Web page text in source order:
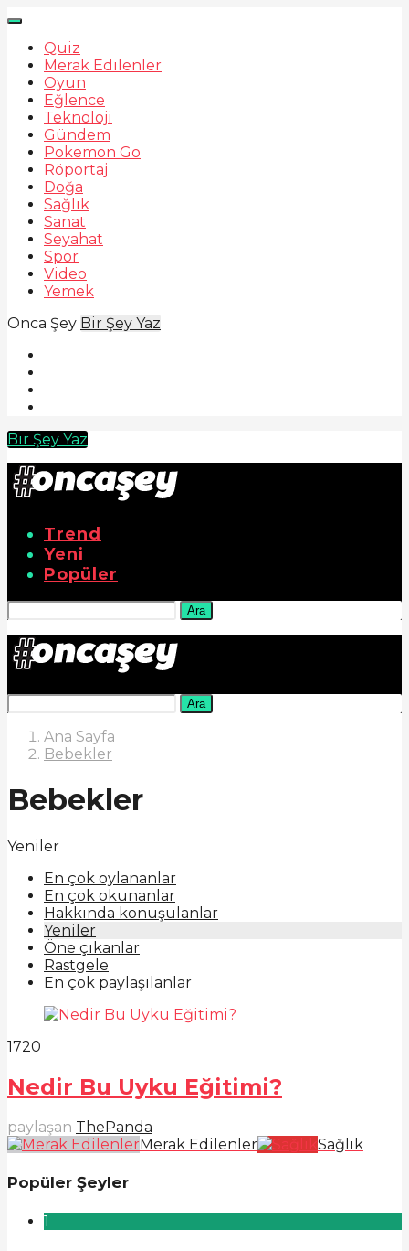
Quiz
Merak Edilenler
Oyun
Eğlence
Teknoloji
Gündem
Pokemon Go
Röportaj
Doğa
Sağlık
Sanat
Seyahat
Spor
Video
Yemek
Onca Şey Bir Şey Yaz
Bir Şey Yaz
Trend
Yeni
Popüler
Ara
Ara
Ana Sayfa
Bebekler
Bebekler
Yeniler
En çok oylananlar
En çok okunanlar
Hakkında konuşulanlar
Yeniler
Öne çıkanlar
Rastgele
En çok paylaşılanlar
1720
Nedir Bu Uyku Eğitimi?
paylaşan ThePanda
Merak Edilenler
Sağlık
Popüler Şeyler
1